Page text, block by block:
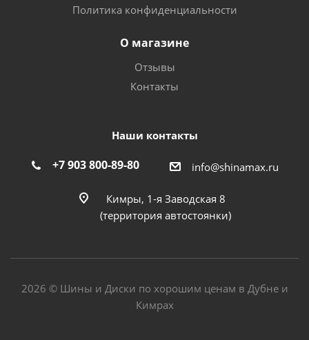
Политика конфиденциальности
О магазине
Отзывы
Контакты
Наши контакты
+7 903 800-89-80 info@shinamax.ru
Кимры, 1-я Заводская 8
(территория автостоянки)
2026 © Шины и Диски по хорошим ценам в Дубне и
Кимрах